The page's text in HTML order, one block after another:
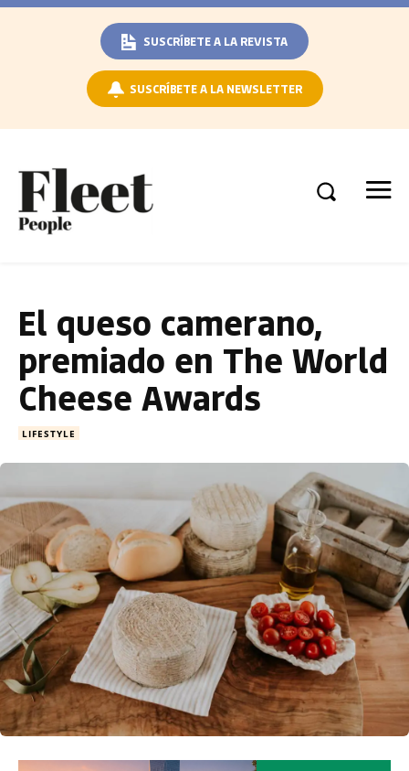
SUSCRÍBETE A LA REVISTA
SUSCRÍBETE A LA NEWSLETTER
El queso camerano,
premiado en The World
Cheese Awards
LIFESTYLE